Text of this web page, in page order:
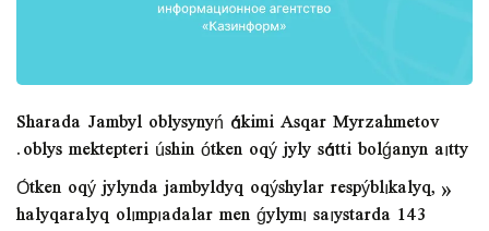
Sharada Jambyl oblysynyń ákimi Asqar Myrzahmetov
oblys mektepteri úshin ótken oqý jyly sátti bolǵanyn aıtty.
«О́tken oqý jylynda jambyldyq oqýshylar respýblıkalyq,
halyqaralyq olımpıadalar men ǵylymı saıystarda 143